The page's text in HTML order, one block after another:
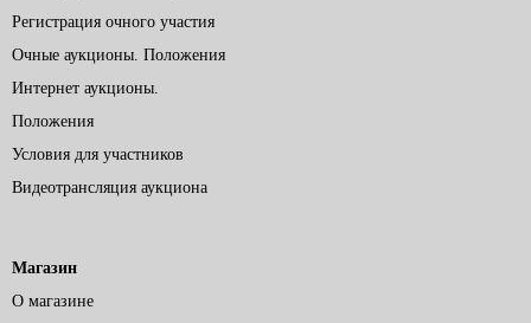
Регистрация очного участия
Очные аукционы. Положения
Интернет аукционы.
Положения
Условия для участников
Видеотрансляция аукциона
Магазин
О магазине